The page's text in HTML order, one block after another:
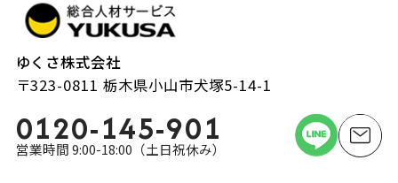
短時間
資格なしOK
出産・育児休暇あ
経験不問 入社日相談可
ゆくさ株式会社
〒323-0811 栃木県小山市犬塚5-14-1
0120-145-901
営業時間 9:00-18:00（土日祝休み）